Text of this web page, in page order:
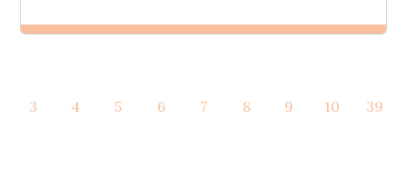
Tham vấn Interlink
3 4 5 6 7 8 9 10 39